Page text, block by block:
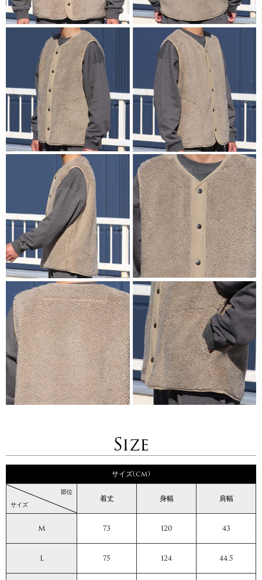
Size
サイズ(cm)
サイズ
部位
着丈 身幅 肩幅
M 73 120 43
L 75 124 44.5